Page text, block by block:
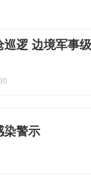
逻 边境军事
染警示